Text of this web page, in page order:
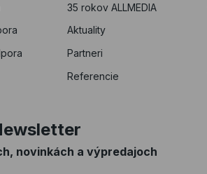
35 rokov ALLMEDIA
Aktuality
Partneri
Referencie
novinkách a výpredajoch